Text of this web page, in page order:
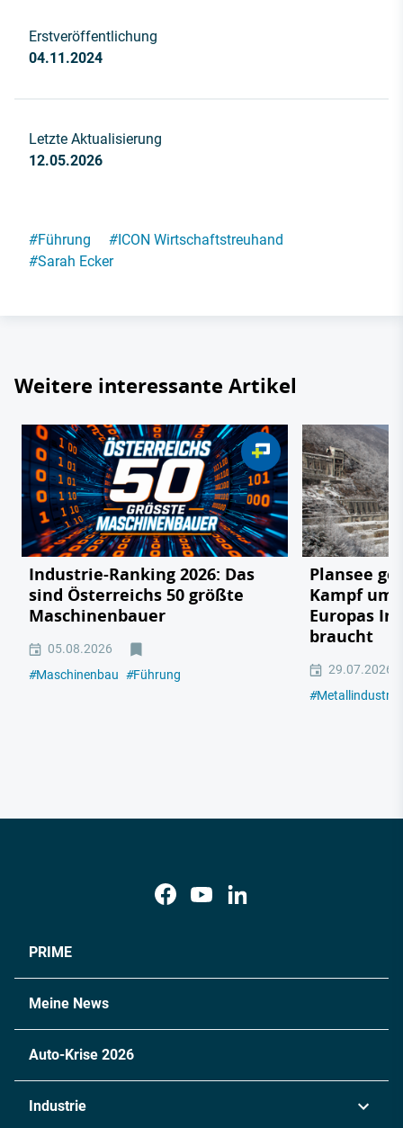
Erstveröffentlichung
04.11.2024
Letzte Aktualisierung
12.05.2026
#Führung #ICON Wirtschaftstreuhand
#Sarah Ecker
Weitere interessante Artikel
Industrie-Ranking 2026: Das
sind Österreichs 50 größte
Maschinenbauer
05.08.2026
#Maschinenbau #Führung
Plansee
Kampf um
Europas
braucht
29.07.2026
#Metallindustrie
PRIME
Meine News
Auto-Krise 2026
Industrie